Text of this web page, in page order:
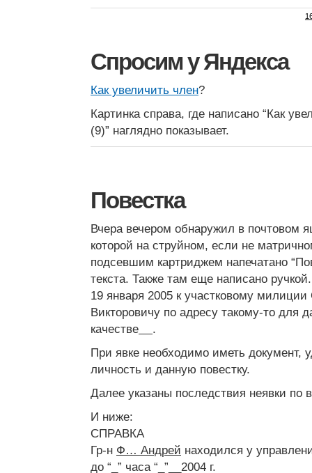
Спросим у Яндекса
Как увеличить член?
Картинка справа, где написано “Как
(9)” наглядно показывает.
Повестка
Вчера вечером обнаружил в почтовом
которой на струйном, если не
подсевшим картриджем напечатано
текста. Также там еще написано
19 января 2005 к участковому
Викторовичу по адресу такому-то для
качестве
.
При явке необходимо иметь документ,
личность и данную повестку.
Далее указаны последствия неявки по
И ниже:
СПРАВКА
Гр-н Ф… Андрей находился у
до “_” часа “_”__2004 г.